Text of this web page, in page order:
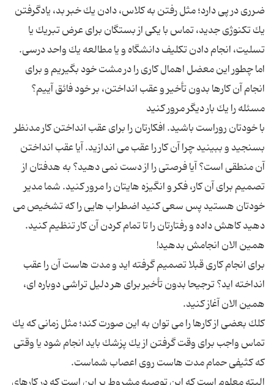
ضرری در پی دارد؛ مثل رفتن به كلاس، دادن یك خبر بد، یادگرفتن
یك تكنوژی جدید، تماس با یكی از بستگان برای عرض تبریك یا
تسلیت، انجام دادن تكلیف دانشگاه و یا مطالعه یك واحد درسی.
اما چطور این معضل اهمال كاری را در مشت خود بگیریم و برای
با خودتان روراست باشید. افكارتان را برای عقب انداختن كار مدنظر
بسنجید و ببینید چرا آن كار را عقب می اندازید. آیا عقب انداختن
آن منطقی است؟ آیا فرصتی را از دست نمی دهید؟ به هدفتان از
تصمیم برای آن كار، فكر و انگیزه هایتان را مرور كنید. شما مدیر
خودتان هستید پس سعی كنید اضطراب هایی را كه تشخیص می
برای انجام كاری قبلا تصمیم گرفته اید و مدت هاست آن را عقب
انداخته اید؟ ترجیحا بدون تأخیر برای هر دلیل تراشی دوباره ای،
كلك بعضی از كارها را می توان به این صورت كند؛ مثل زمانی كه یك
تماس واجب برای وقت گرفتن از یك پزشك باید انجام شود یا وقتی